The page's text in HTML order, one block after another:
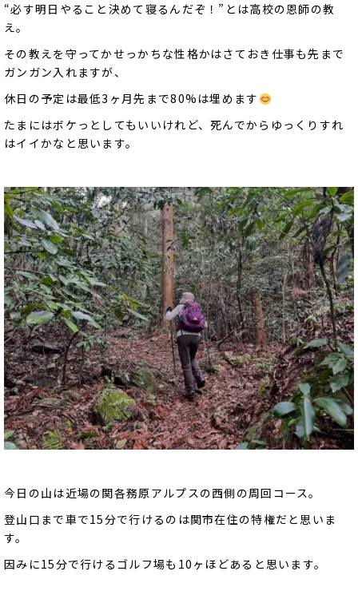
“必す明日やること決めて寝るんだぞ！”とは高校の恩師の教
え。
その教えを守ってかせっかちな性格かはさておき仕事も先まで
ガンガン入れますが、
休日の予定は最低3ヶ月先まで80%は埋めます
たまにはボケっとしてもいいけれど、死んでからゆっくりすれ
はイイかなと思います。
今日の山は近場の関各務原アルプスの西側の周回コース。
登山口まで車で15分で行けるのは関市在住の特権だと思いま
す。
因みに15分で行けるゴルフ場も10ヶほどあると思います。